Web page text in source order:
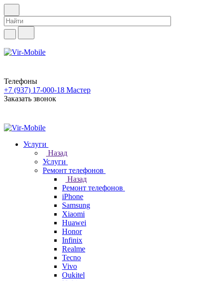
Телефоны
+7 (937) 17-000-18 Мастер
Заказать звонок
Услуги
Назад
Услуги
Ремонт телефонов
Назад
Ремонт телефонов
iPhone
Samsung
Xiaomi
Huawei
Honor
Infinix
Realme
Tecno
Vivo
Oukitel